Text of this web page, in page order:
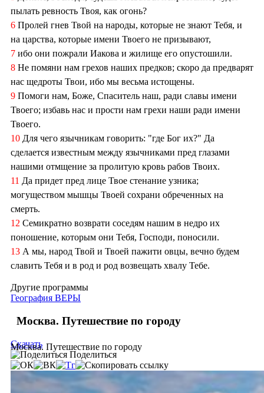
пылать ревность Твоя, как огонь?
6 Пролей гнев Твой на народы, которые не знают Тебя, и
на царства, которые имени Твоего не призывают,
7 ибо они пожрали Иакова и жилище его опустошили.
8 Не помяни нам грехов наших предков; скоро да предварят
нас щедроты Твои, ибо мы весьма истощены.
9 Помоги нам, Боже, Спаситель наш, ради славы имени
Твоего; избавь нас и прости нам грехи наши ради имени
Твоего.
10 Для чего язычникам говорить: "где Бог их?" Да
сделается известным между язычниками пред глазами
нашими отмщение за пролитую кровь рабов Твоих.
11 Да придет пред лице Твое стенание узника;
могуществом мышцы Твоей сохрани обреченных на
смерть.
12 Семикратно возврати соседям нашим в недро их
поношение, которым они Тебя, Господи, поносили.
13 А мы, народ Твой и Твоей пажити овцы, вечно будем
славить Тебя и в род и род возвещать хвалу Тебе.
Другие программы
География ВЕРЫ
Москва. Путешествие по городу
Москва. Путешествие по городу
Скачать
Поделиться